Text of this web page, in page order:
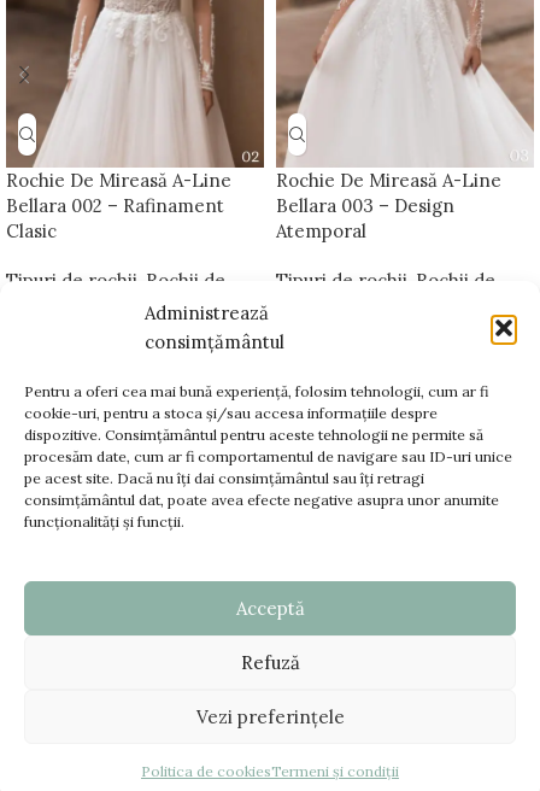
Administrează
consimțământul
Pentru a oferi cea mai bună experiență, folosim tehnologii, cum ar fi
cookie-uri, pentru a stoca și/sau accesa informațiile despre
dispozitive. Consimțământul pentru aceste tehnologii ne permite să
procesăm date, cum ar fi comportamentul de navigare sau ID-uri unice
pe acest site. Dacă nu îți dai consimțământul sau îți retragi
consimțământul dat, poate avea efecte negative asupra unor anumite
funcționalități și funcții.
Acceptă
Refuză
Vezi preferințele
Politica de cookiesTermeni și condiții
Rochie De Mireasă A-Line
Bellara 002 – Rafinament
Clasic
Tipuri de rochii Rochii de
Bellara
Rochie De Mireasă A-Line
Bellara 003 – Design
Atemporal
Tipuri de rochii Rochii de
Platinum
www.bellara.ro;
www.voalurimirese.ro;
+40 725 866 666
contact@bellara.ro
TERMENI SI CONDITII
© Copyright 2025 - www.bellara.ro. Toate drepturile